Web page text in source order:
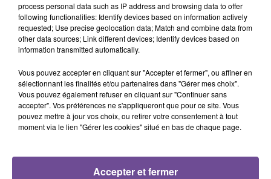
en cliquant sur le bouton ci-dessous.
Afficher l'élément
PRÈS DE CHEZ VOUS
process personal data such as IP address and browsing data to offer
following functionalities: Identify devices based on information actively
requested; Use precise geolocation data; Match and combine data from
other data sources; Link different devices; Identify devices based on
information transmitted automatically.
Vous pouvez accepter en cliquant sur "Accepter et fermer", ou affiner en
sélectionnant les finalités et/ou partenaires dans "Gérer mes choix".
Vous pouvez également refuser en cliquant sur "Continuer sans
accepter". Vos préférences ne s'appliqueront que pour ce site. Vous
pouvez mettre à jour vos choix, ou retirer votre consentement à tout
moment via le lien "Gérer les cookies" situé en bas de chaque page.
Accepter et fermer